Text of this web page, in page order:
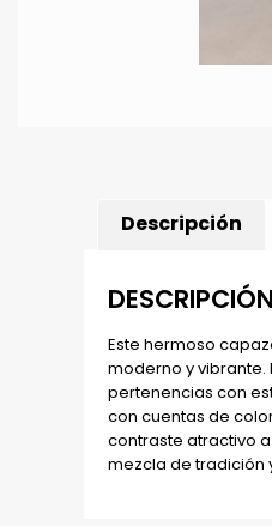
Descripción
DESCRIPCIÓN
Este hermoso
moderno y
pertenencias con
con cuentas de
contraste atractivo
mezcla de tradición